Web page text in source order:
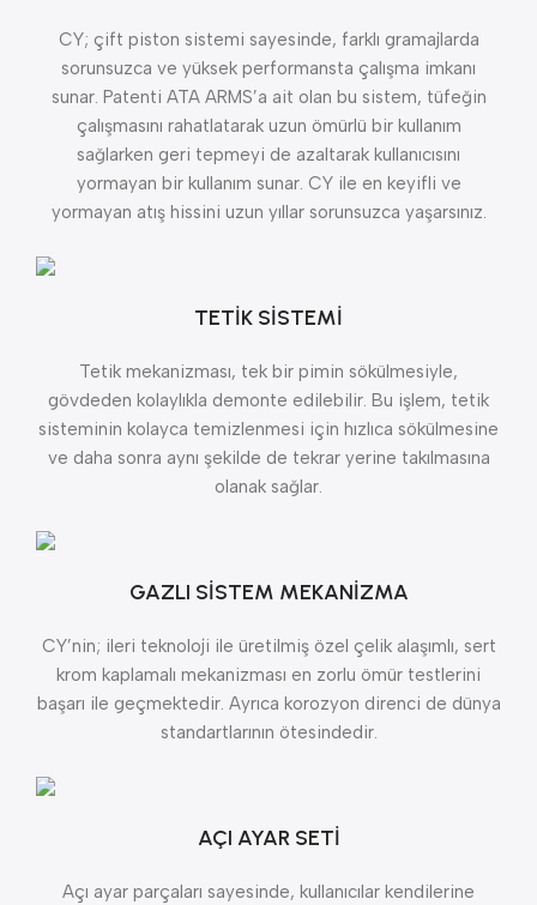
CY; çift piston sistemi sayesinde, farklı gramajlarda
sorunsuzca ve yüksek performansta çalışma imkanı
sunar. Patenti ATA ARMS’a ait olan bu sistem, tüfeğin
çalışmasını rahatlatarak uzun ömürlü bir kullanım
sağlarken geri tepmeyi de azaltarak kullanıcısını
yormayan bir kullanım sunar. CY ile en keyifli ve
yormayan atış hissini uzun yıllar sorunsuzca yaşarsınız.
TETİK SİSTEMİ
Tetik mekanizması, tek bir pimin sökülmesiyle,
gövdeden kolaylıkla demonte edilebilir. Bu işlem, tetik
sisteminin kolayca temizlenmesi için hızlıca sökülmesine
ve daha sonra aynı şekilde de tekrar yerine takılmasına
olanak sağlar.
GAZLI SİSTEM MEKANİZMA
CY’nin; ileri teknoloji ile üretilmiş özel çelik alaşımlı, sert
krom kaplamalı mekanizması en zorlu ömür testlerini
başarı ile geçmektedir. Ayrıca korozyon direnci de dünya
standartlarının ötesindedir.
AÇI AYAR SETİ
Açı ayar parçaları sayesinde, kullanıcılar kendilerine